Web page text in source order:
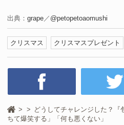
出典： grape／ @petopetoaomushi
クリスマス クリスマスプレゼント
どうしてチャレンジした？『
ちて爆笑する」「何も悪くない」